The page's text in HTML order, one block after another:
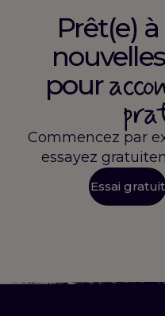
Prêt(e)
pour
Commencez par
essayez
Essai gratuit